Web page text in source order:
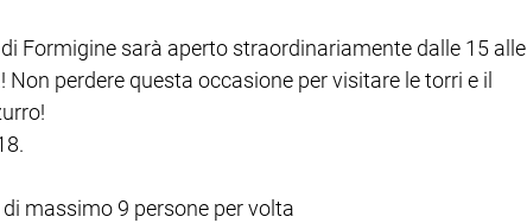
Formigine sarà aperto straordinariamente dalle 15 alle
perdere questa occasione per visitare le torri e il
massimo 9 persone per volta